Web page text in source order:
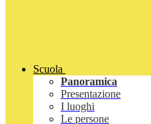
Scuola
Panoramica
Presentazione
I luoghi
Le persone